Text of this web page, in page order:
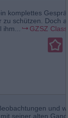
komplettes
schützen. Doch
GZSZ
und
seiner alten